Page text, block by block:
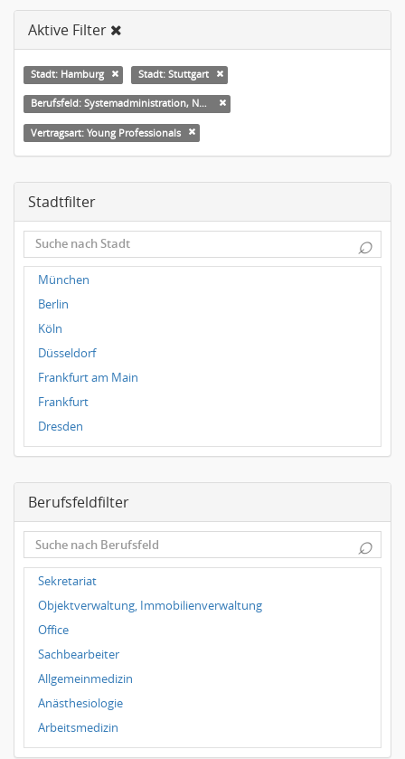
Aktive Filter
Stadt: Hamburg Stadt: Stuttgart
Berufsfeld: Systemadministration, Netzwerkadministration
Vertragsart: Young Professionals
Stadtfilter
⌕
München
Berlin
Köln
Düsseldorf
Frankfurt am Main
Frankfurt
Dresden
Magdeburg
Dortmund
Wuppertal
Hallbergmoos
Würzburg
Grünwald
Ulm
Bielefeld
Hannover
Duisburg
Berufsfeldfilter
⌕
Sekretariat
Objektverwaltung, Immobilienverwaltung
Office
Sachbearbeiter
Allgemeinmedizin
Anästhesiologie
Arbeitsmedizin
Augenheilkunde